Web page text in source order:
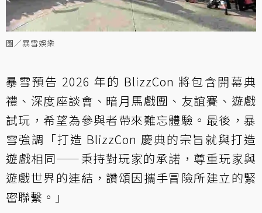
圖／暴雪娛樂
暴雪預告 2026 年的 BlizzCon 將包含開幕典
禮、深度座談會、暗月馬戲團、友誼賽、遊戲
試玩，希望為參與者帶來難忘體驗。最後，暴
雪強調「打造 BlizzCon 慶典的宗旨就與打造
遊戲相同——秉持對玩家的承諾，尊重玩家與
遊戲世界的連結，讚頌因攜手冒險所建立的緊
密聯繫。」